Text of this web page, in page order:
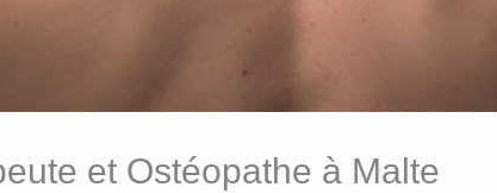
et Ostéopathe à Malte